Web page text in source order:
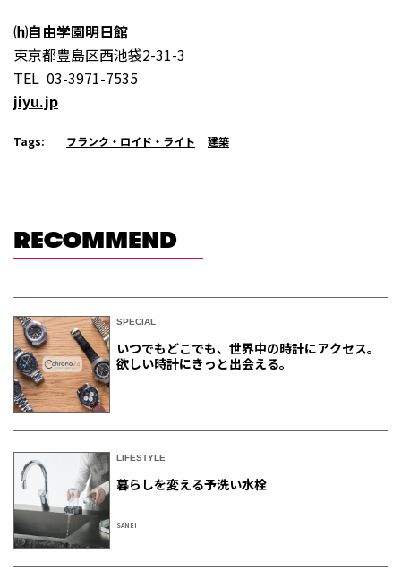
⒣自由学園明日館
東京都豊島区西池袋2-31-3
TEL 03-3971-7535
jiyu.jp
Tags: フランク・ロイド・ライト 建築
RECOMMEND
SPECIAL
いつでもどこでも、世界中の時計にアクセス。
欲しい時計にきっと出会える。
LIFESTYLE
暮らしを変える予洗い水栓
SANEI